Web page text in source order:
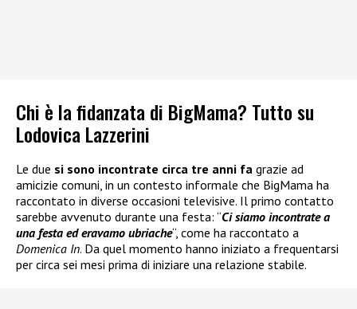
Chi è la fidanzata di BigMama? Tutto su
Lodovica Lazzerini
Le due si sono incontrate circa tre anni fa grazie ad
amicizie comuni, in un contesto informale che BigMama ha
raccontato in diverse occasioni televisive. Il primo contatto
sarebbe avvenuto durante una festa: “Ci siamo incontrate a
una festa ed eravamo ubriache“, come ha raccontato a
Domenica In. Da quel momento hanno iniziato a frequentarsi
per circa sei mesi prima di iniziare una relazione stabile.